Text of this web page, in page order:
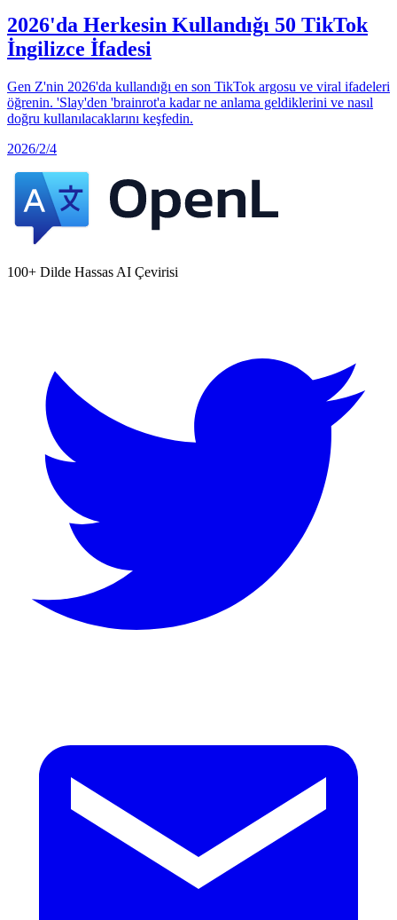
2026'da Herkesin Kullandığı 50 TikTok
İngilizce İfadesi
Gen Z'nin 2026'da kullandığı en son TikTok argosu ve viral ifadeleri
öğrenin. 'Slay'den 'brainrot'a kadar ne anlama geldiklerini ve nasıl
doğru kullanılacaklarını keşfedin.
2026/2/4
100+ Dilde Hassas AI Çevirisi